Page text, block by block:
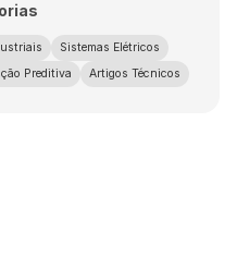
Sistemas Elétricos
Preditiva Artigos Técnicos